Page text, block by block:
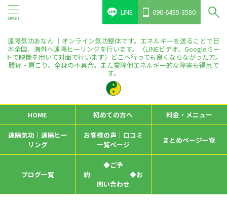
LINE 090-6455-3580
遠隔気功あなん ｜オンライン気功整体です。エネルギーを送ることで日
本全国、海外へ遠隔ヒーリングを行います。（LINEビデオ、Googleミー
トで映像を用いて対面で行います）どこへ行っても良くならなかった方。
腰痛・肩こり、全身の不具合。また霊障他エネルギー的な障害も得意で
す。
HOME 初めての方へ 料金・メニュー
遠隔気功｜遠隔ヒー
リング
お客様の声｜口コミ
一覧ページ
まとめページ一覧
ブログ一覧
◆ご予
約 ◆お
問い合わせ